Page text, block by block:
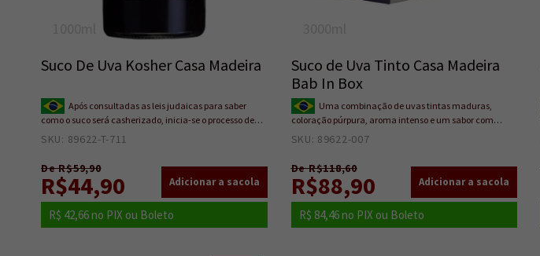
Suco De Uva Kosher Casa Madeira
Após consultadas as leis judaicas para saber
como o suco será casherizado, inicia-se o processo de
elaboração, realizado pela empresa certificadora, que
rotulagem.
SKU: 89622-T-711
De R$59,90
R$44,90
R$ 42,66 no PIX ou Boleto
Suco de Uva Tinto Casa Madeira
Bab In Box
Uma combinação de uvas tintas maduras,
coloração púrpura, aroma intenso e um sabor com
textura concentrada e densa de um suco integral, sem
depósito de sólidos no fundo do bag, o que é
naturalmente esperado por se tratar de um produto feito
a partir de fru
SKU: 89622-007
De R$118,60
R$88,90
R$ 84,46no PIX ou Boleto